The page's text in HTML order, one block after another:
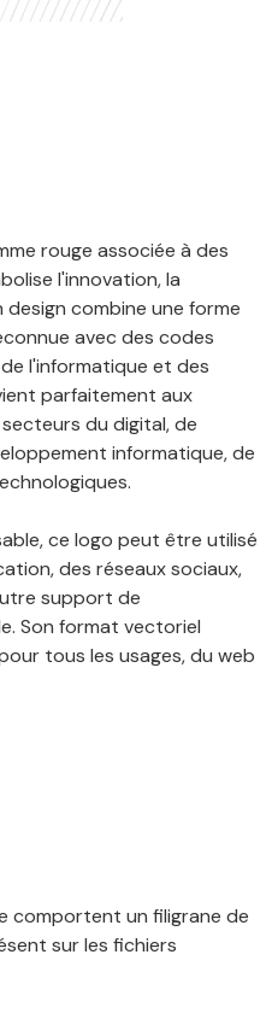
rouge associée à des
l'innovation, la
combine une forme
avec des codes
l'informatique et des
parfaitement aux
du digital, de
informatique, de
ce logo peut être utilisé
des réseaux sociaux,
support de
Son format vectoriel
tous les usages, du web
comportent un filigrane de
sur les fichiers